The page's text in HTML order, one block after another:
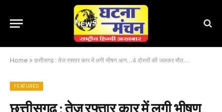
Home » छत्तीसगढ़ : तेज रफ्तार कार में लगी भीषण आग…4 दोस्तों की जलकर मौत…
FEATURED
छत्तीसगढ़ : तेज रफ्तार कार में लगी भीषण